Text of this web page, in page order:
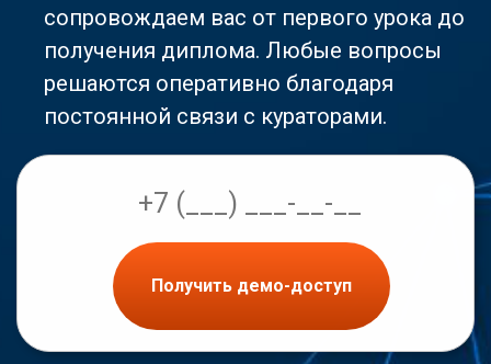
сопровождаем вас от первого урока до
получения диплома. Любые вопросы
решаются оперативно благодаря
постоянной связи с кураторами.
Получить демо-доступ